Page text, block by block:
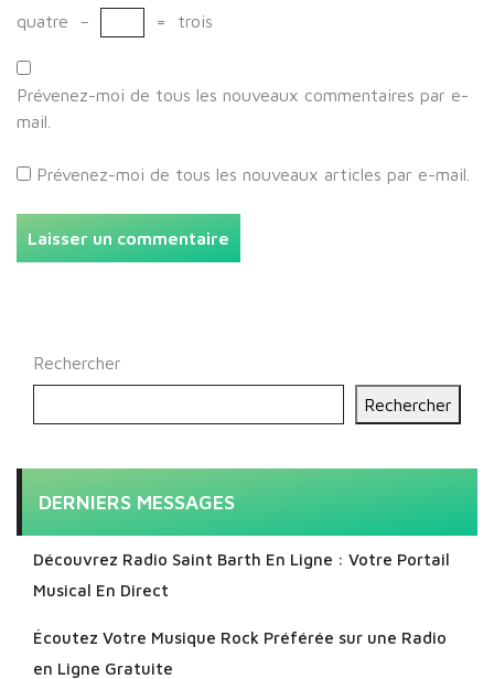
quatre − = trois
Prévenez-moi de tous les nouveaux commentaires par e-
mail.
Prévenez-moi de tous les nouveaux articles par e-mail.
Rechercher
Rechercher
DERNIERS MESSAGES
Découvrez Radio Saint Barth En Ligne : Votre Portail
Musical En Direct
Écoutez Votre Musique Rock Préférée sur une Radio
en Ligne Gratuite